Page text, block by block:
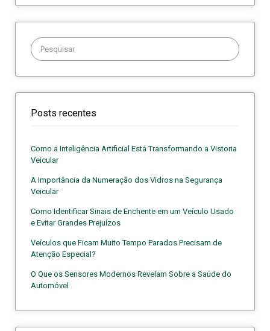
Procurar:
Posts recentes
Como a Inteligência Artificial Está Transformando a Vistoria
Veicular
A Importância da Numeração dos Vidros na Segurança
Veicular
Como Identificar Sinais de Enchente em um Veículo Usado
e Evitar Grandes Prejuízos
Veículos que Ficam Muito Tempo Parados Precisam de
Atenção Especial?
O Que os Sensores Modernos Revelam Sobre a Saúde do
Automóvel